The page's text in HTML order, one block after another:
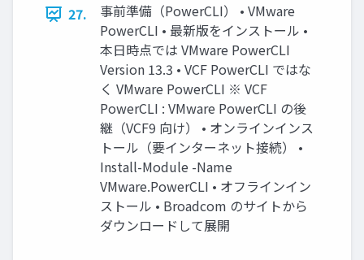
27.
事前準備（PowerCLI） • VMware
PowerCLI • 最新版をインストール •
本日時点では VMware PowerCLI
Version 13.3 • VCF PowerCLI ではな
く VMware PowerCLI ※ VCF
PowerCLI : VMware PowerCLI の後
継（VCF9 向け） • オンラインインス
トール（要インターネット接続） •
Install-Module -Name
VMware.PowerCLI • オフラインイン
ストール • Broadcom のサイトから
ダウンロードして展開